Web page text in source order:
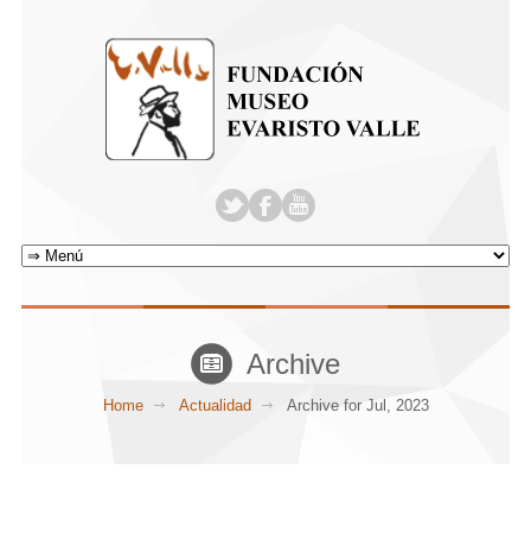
Archive
Home Actualidad Archive for Jul, 2023